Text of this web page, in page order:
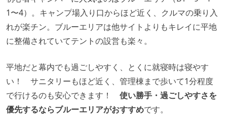
1〜4）。キャンプ場入り口からほど近く、クルマの乗り入
れが楽チン。ブルーエリアは他サイトよりもキレイに平地
に整備されていてテントの設営も楽々。
平地だと幕内でも過ごしやすく、とくに就寝時は寝やす
い！ サニタリーもほど近く、管理棟まで歩いて1分程度
で行けるのも安心できます！ 使い勝手・過ごしやすさを
優先するならブルーエリアがおすすめです。